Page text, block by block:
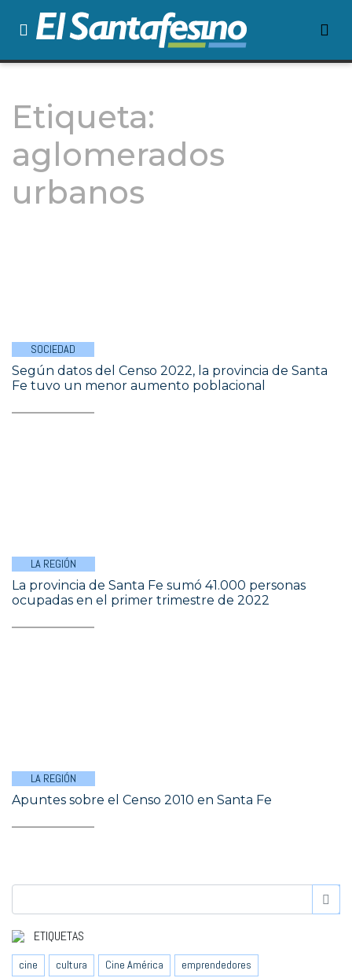
Etiqueta:
aglomerados
urbanos
SOCIEDAD
Según datos del Censo 2022, la provincia de Santa
Fe tuvo un menor aumento poblacional
LA REGIÓN
La provincia de Santa Fe sumó 41.000 personas
ocupadas en el primer trimestre de 2022
LA REGIÓN
Apuntes sobre el Censo 2010 en Santa Fe
ETIQUETAS
cine cultura Cine América
emprendedores